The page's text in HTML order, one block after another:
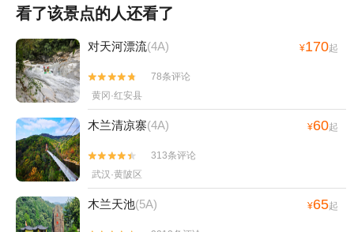
看了该景点的人还看了
对天河漂流(4A) ¥170起


78条评论
黄冈·红安县
木兰清凉寨(4A) ¥60起


313条评论
武汉·黄陂区
木兰天池(5A) ¥65起